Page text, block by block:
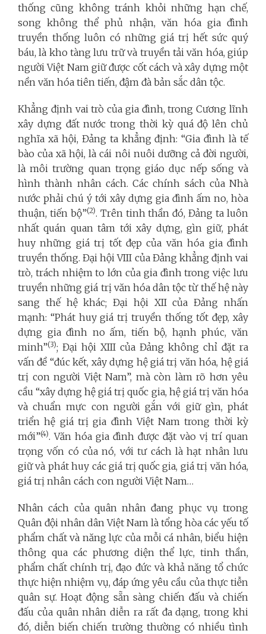
thống cũng không tránh khỏi những hạn chế,
song không thể phủ nhận, văn hóa gia đình
truyền thống luôn có những giá trị hết sức quý
báu, là kho tàng lưu trữ và truyền tải văn hóa, giúp
người Việt Nam giữ được cốt cách và xây dựng một
nền văn hóa tiên tiến, đậm đà bản sắc dân tộc.
Khẳng định vai trò của gia đình, trong Cương lĩnh
xây dựng đất nước trong thời kỳ quá độ lên chủ
nghĩa xã hội, Đảng ta khẳng định: “Gia đình là tế
bào của xã hội, là cái nôi nuôi dưỡng cả đời người,
là môi trường quan trọng giáo dục nếp sống và
hình thành nhân cách. Các chính sách của Nhà
nước phải chú ý tới xây dựng gia đình ấm no, hòa
thuận, tiến bộ”(2). Trên tinh thần đó, Đảng ta luôn
nhất quán quan tâm tới xây dựng, gìn giữ, phát
huy những giá trị tốt đẹp của văn hóa gia đình
truyền thống. Đại hội VIII của Đảng khẳng định vai
trò, trách nhiệm to lớn của gia đình trong việc lưu
truyền những giá trị văn hóa dân tộc từ thế hệ này
sang thế hệ khác; Đại hội XII của Đảng nhấn
mạnh: “Phát huy giá trị truyền thống tốt đẹp, xây
dựng gia đình no ấm, tiến bộ, hạnh phúc, văn
minh”(3); Đại hội XIII của Đảng không chỉ đặt ra
vấn đề “đúc kết, xây dựng hệ giá trị văn hóa, hệ giá
trị con người Việt Nam”, mà còn làm rõ hơn yêu
cầu “xây dựng hệ giá trị quốc gia, hệ giá trị văn hóa
và chuẩn mực con người gắn với giữ gìn, phát
triển hệ giá trị gia đình Việt Nam trong thời kỳ
mới”(4). Văn hóa gia đình được đặt vào vị trí quan
trọng vốn có của nó, với tư cách là hạt nhân lưu
giữ và phát huy các giá trị quốc gia, giá trị văn hóa,
giá trị nhân cách con người Việt Nam…
Nhân cách của quân nhân đang phục vụ trong
Quân đội nhân dân Việt Nam là tổng hòa các yếu tố
phẩm chất và năng lực của mỗi cá nhân, biểu hiện
thông qua các phương diện thể lực, tinh thần,
phẩm chất chính trị, đạo đức và khả năng tổ chức
thực hiện nhiệm vụ, đáp ứng yêu cầu của thực tiễn
quân sự. Hoạt động sẵn sàng chiến đấu và chiến
đấu của quân nhân diễn ra rất đa dạng, trong khi
đó, diễn biến chiến trường thường có nhiều tình